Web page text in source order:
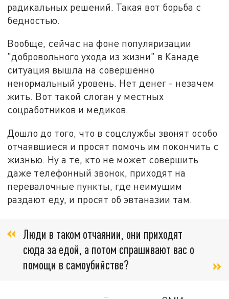
радикальных решений. Такая вот борьба с
бедностью.
Вообще, сейчас на фоне популяризации
"добровольного ухода из жизни" в Канаде
ситуация вышла на совершенно
ненормальный уровень. Нет денег - незачем
жить. Вот такой слоган у местных
соцработников и медиков.
Дошло до того, что в соцслужбы звонят особо
отчаявшиеся и просят помочь им покончить с
жизнью. Ну а те, кто не может совершить
даже телефонный звонок, приходят на
перевалочные пункты, где неимущим
раздают еду, и просят об эвтаназии там.
Люди в таком отчаянии, они приходят
сюда за едой, а потом спрашивают вас о
помощи в самоубийстве?